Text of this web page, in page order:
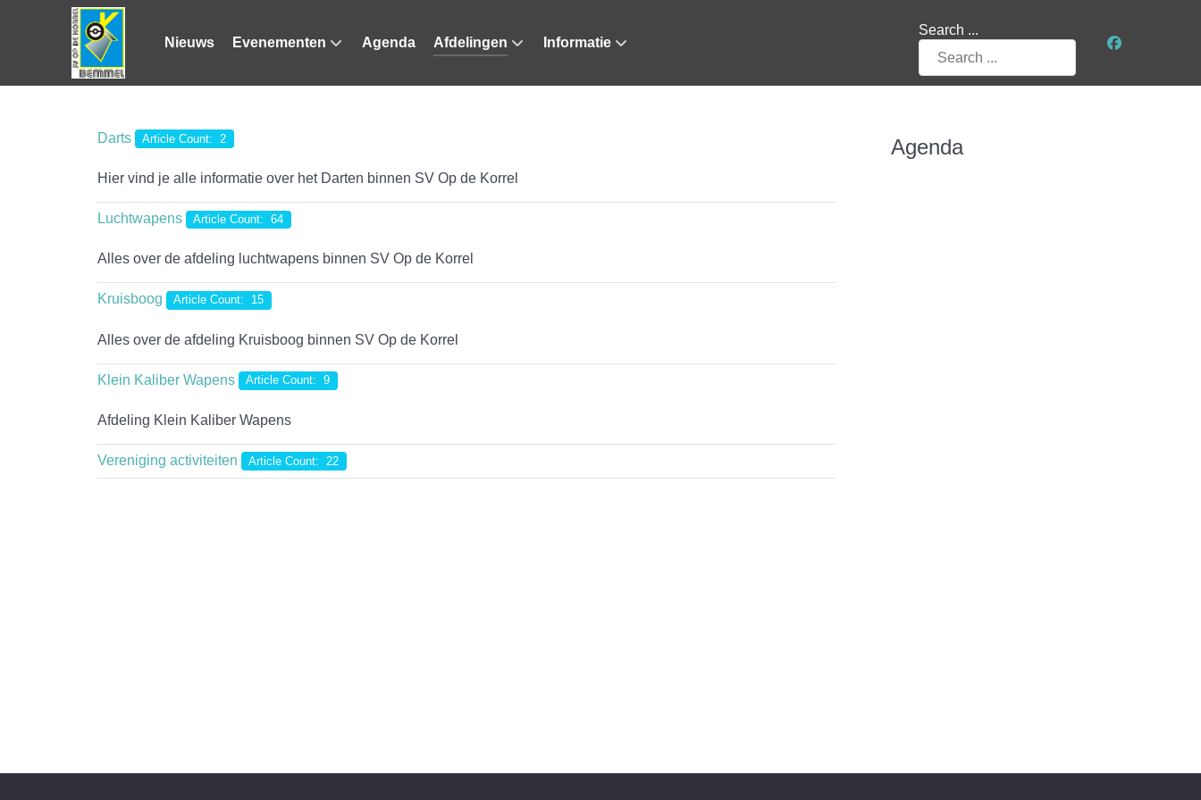
Nieuws Evenementen Agenda Afdelingen Informatie
Search ...
Darts Article Count: 2
Hier vind je alle informatie over het Darten binnen SV Op de Korrel
Luchtwapens Article Count: 64
Alles over de afdeling luchtwapens binnen SV Op de Korrel
Kruisboog Article Count: 15
Alles over de afdeling Kruisboog binnen SV Op de Korrel
Klein Kaliber Wapens Article Count: 9
Afdeling Klein Kaliber Wapens
Vereniging activiteiten Article Count: 22
Agenda